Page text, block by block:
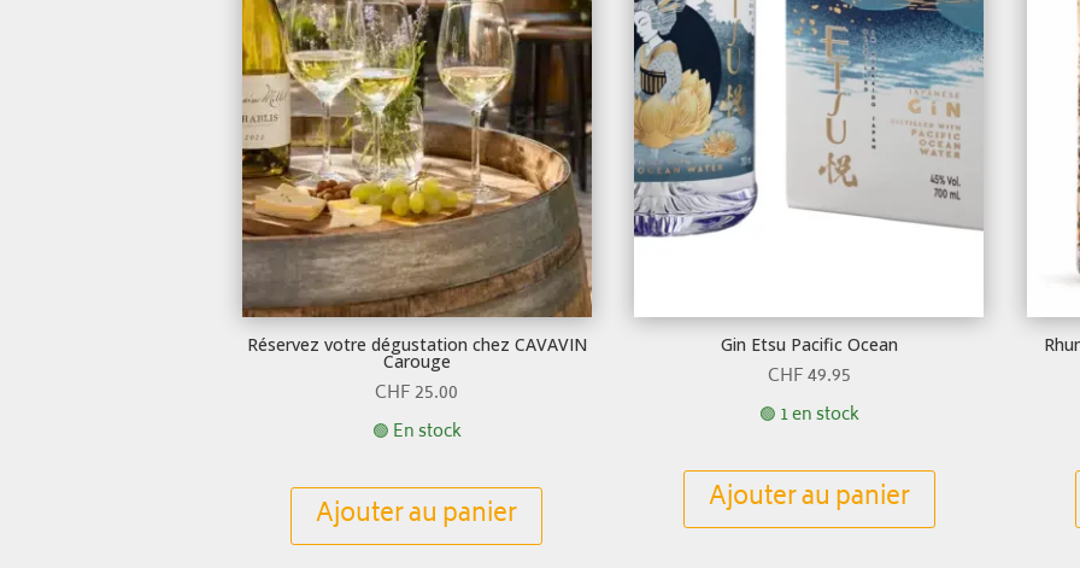
Réservez votre dégustation chez CAVAVIN
Carouge
CHF25.00
🟢 En stock
Ajouter au panier
Gin Etsu Pacific Ocean
CHF49.95
🟢 1 en stock
Ajouter au panier